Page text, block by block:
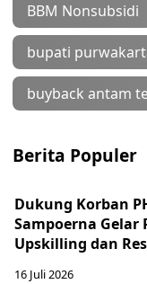
BBM Nonsubsidi
bupati
buyback antam
Berita Populer
Dukung Korban
Sampoerna Gelar
Upskilling dan
16 Juli 2026